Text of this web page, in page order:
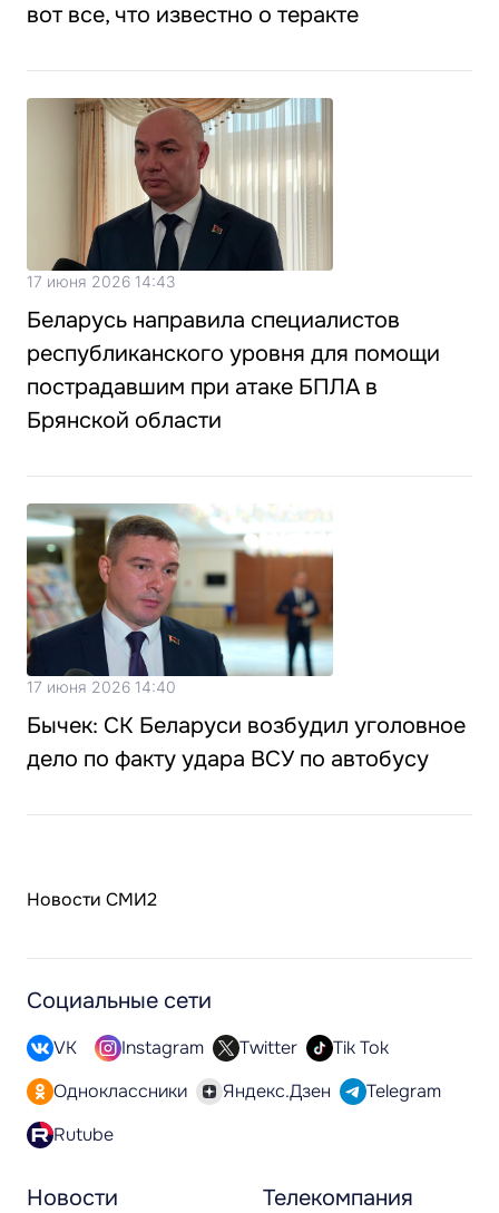
вот все, что известно о теракте
17 июня 2026 14:43
Беларусь направила специалистов
республиканского уровня для помощи
пострадавшим при атаке БПЛА в
Брянской области
17 июня 2026 14:40
Бычек: СК Беларуси возбудил уголовное
дело по факту удара ВСУ по автобусу
Новости СМИ2
Новости Телекомпания
Социальные сети
VK Instagram Twitter
Tik Tok
Одноклассники
Яндекс.Дзен
Telegram
Rutube